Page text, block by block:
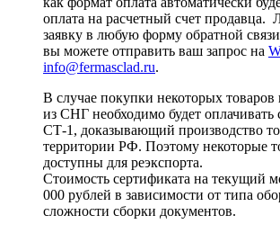
оплата на расчетный счет продавца.
заявку в любую форму обратной
вы можете отправить ваш запрос на
info@fermasclad.ru.
В случае покупки некоторых
из СНГ необходимо будет оплачивать
СТ-1, доказывающий производство
территории РФ. Поэтому некоторые
доступны для реэкспорта.
Стоимость сертификата на текущий
000 рублей в зависимости от типа
сложности сборки документов.